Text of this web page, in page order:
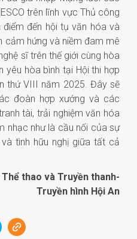
trên lĩnh vực Thủ công
đến hội tụ văn hóa và
cảm hứng và niềm đam mê
sĩ trên thế giới cùng hòa
yêu hòa bình tại Hội thi hợp
thứ VIII năm 2025. Đây sẽ
đoàn hợp xướng và các
tài, trải nghiệm văn hóa
nhạc như là cầu nối của sự
tình hữu nghị giữa tất cả
thao và Truyền thanh-
Truyền hình Hội An